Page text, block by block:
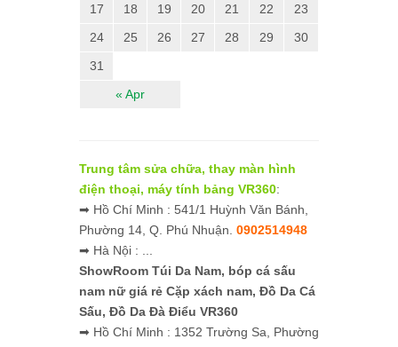
« Apr
17
18 19 20 21 22
23
24
25 26 27 28 29
30
31
Trung tâm sửa chữa, thay màn hình
điện thoại, máy tính bảng VR360:
➡ Hồ Chí Minh : 541/1 Huỳnh Văn Bánh,
Phường 14, Q. Phú Nhuận. 0902514948
➡ Hà Nội : ...
ShowRoom Túi Da Nam, bóp cá sấu
nam nữ giá rẻ Cặp xách nam, Đồ Da Cá
Sấu, Đồ Da Đà Điểu VR360
➡ Hồ Chí Minh : 1352 Trường Sa, Phường